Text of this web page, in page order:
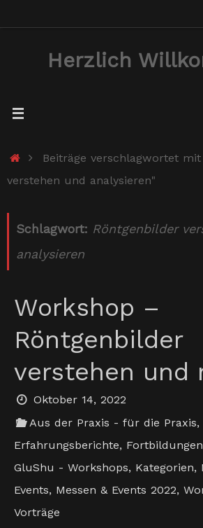
Herzlich
StartBeiträge verschlagwortet
verstehen und analysieren"
Schlagwort: Röntgenbilder
analysieren
Workshop –
Röntgenbilder
verstehen und
Oktober 14, 2022
Aus der Praxis - für die Praxis,
Erfahrungsberichte, Fortbildungen
GluShu - Workshops, Kategorien,
Events, Messen & Events 2022,
Vorträge